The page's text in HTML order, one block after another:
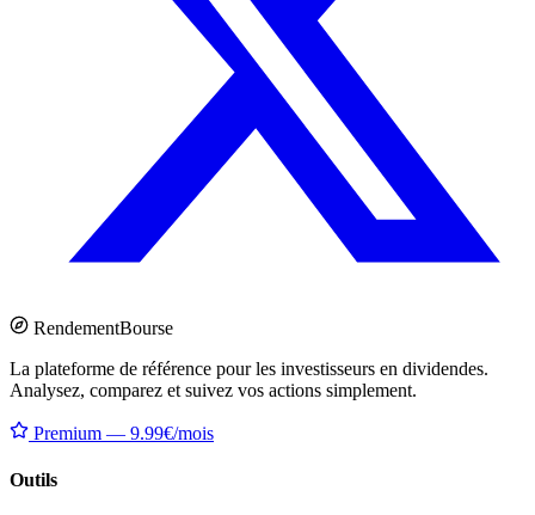
RendementBourse
La plateforme de référence pour les investisseurs en dividendes.
Analysez, comparez et suivez vos actions simplement.
Premium — 9.99€/mois
Outils